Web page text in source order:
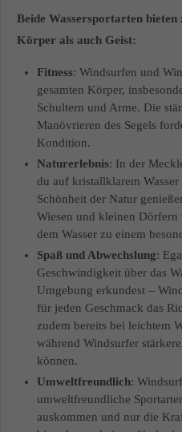
Beide Wassersportarten
Körper als auch Geist:
Fitness: Windsurfen und
gesamten Körper,
Schultern und Arme. Die
Manövrieren des Segels
Kondition.
Naturerlebnis: In der
du auf kristallklarem
Schönheit der Natur
Wiesen und kleinen Dörfern
dem Wasser zu einem
Spaß und Abwechslung:
Geschwindigkeit über das
Umgebung erkundest –
für jeden Geschmack das
zudem bereits bei leichtem
während Windsurfer
können.
Umweltfreundlich:
umweltfreundliche
auskommen und nur die